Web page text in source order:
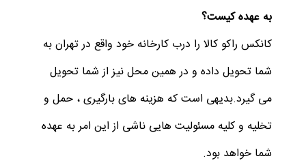
به عهده کیست؟
کانکس راکو کالا را درب کارخانه خود واقع در تهران به
شما تحویل داده و در همین محل نیز از شما تحویل
می گیرد.بدیهی است که هزینه های بارگیری ، حمل و
تخلیه و کلیه مسئولیت هایی ناشی از این امر به عهده
شما خواهد بود.